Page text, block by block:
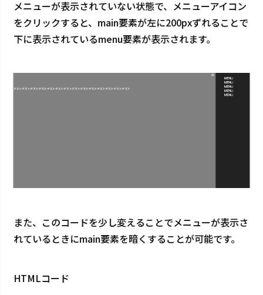
メニューが表示されていない状態で、メニューアイコン
をクリックすると、main要素が左に200pxずれることで
下に表示されているmenu要素が表示されます。
また、このコードを少し変えることでメニューが表示さ
れているときにmain要素を暗くすることが可能です。
HTMLコード